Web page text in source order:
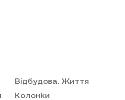
Відбудова. Життя
Колонки